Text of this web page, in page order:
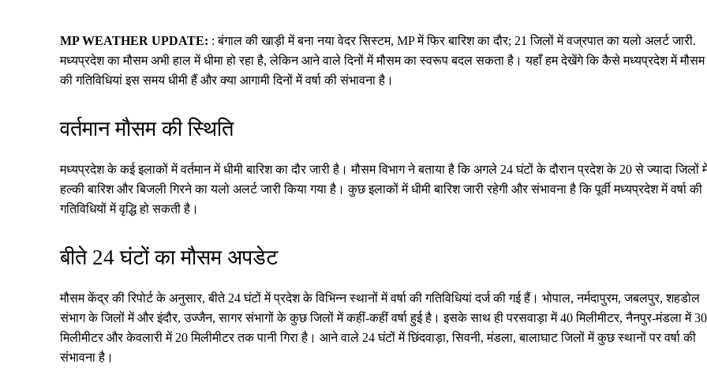
MP WEATHER UPDATE: : बंगाल की खाड़ी में बना नया वेदर सिस्टम, MP में फिर बारिश का दौर; 21 जिलों में वज्रपात का यलो अलर्ट जारी.
मध्यप्रदेश का मौसम अभी हाल में धीमा हो रहा है, लेकिन आने वाले दिनों में मौसम का स्वरूप बदल सकता है। यहाँ हम देखेंगे कि कैसे मध्यप्रदेश में मौसम
की गतिविधियां इस समय धीमी हैं और क्या आगामी दिनों में वर्षा की संभावना है।
वर्तमान मौसम की स्थिति
मध्यप्रदेश के कई इलाकों में वर्तमान में धीमी बारिश का दौर जारी है। मौसम विभाग ने बताया है कि अगले 24 घंटों के दौरान प्रदेश के 20 से ज्यादा जिलों
हल्की बारिश और बिजली गिरने का यलो अलर्ट जारी किया गया है। कुछ इलाकों में धीमी बारिश जारी रहेगी और संभावना है कि पूर्वी मध्यप्रदेश में वर्षा की
गतिविधियों में वृद्धि हो सकती है।
बीते 24 घंटों का मौसम अपडेट
मौसम केंद्र की रिपोर्ट के अनुसार, बीते 24 घंटों में प्रदेश के विभिन्न स्थानों में वर्षा की गतिविधियां दर्ज की गई हैं। भोपाल, नर्मदापुरम, जबलपुर, शहडोल
संभाग के जिलों में और इंदौर, उज्जैन, सागर संभागों के कुछ जिलों में कहीं-कहीं वर्षा हुई है। इसके साथ ही परसवाड़ा में 40 मिलीमीटर, नैनपुर-मंडला में 30
मिलीमीटर और केवलारी में 20 मिलीमीटर तक पानी गिरा है। आने वाले 24 घंटों में छिंदवाड़ा, सिवनी, मंडला, बालाघाट जिलों में कुछ स्थानों पर वर्षा की
संभावना है।